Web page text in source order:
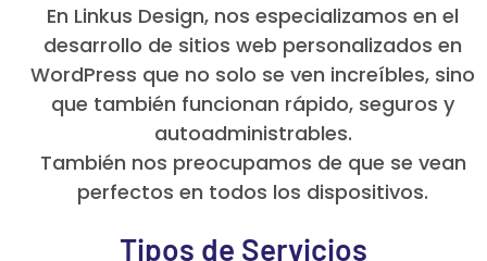
En Linkus Design, nos especializamos en el
desarrollo de sitios web personalizados en
WordPress que no solo se ven increíbles, sino
que también funcionan rápido, seguros y
autoadministrables.
También nos preocupamos de que se vean
perfectos en todos los dispositivos.
Tipos de Servicios